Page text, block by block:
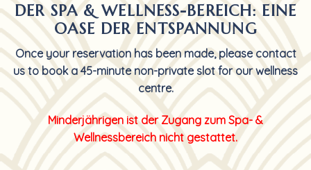
DER SPA & WELLNESS-BEREICH: EINE
OASE DER ENTSPANNUNG
Once your reservation has been made, please contact
us to book a 45-minute non-private slot for our wellness
centre.
Minderjährigen ist der Zugang zum Spa- &
Wellnessbereich nicht gestattet.